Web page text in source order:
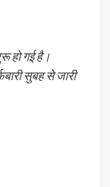
हो गई है।
सुबह से जारी